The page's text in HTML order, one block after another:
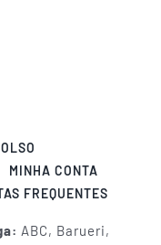
MINHA CONTA
FREQUENTES
ABC, Barueri,